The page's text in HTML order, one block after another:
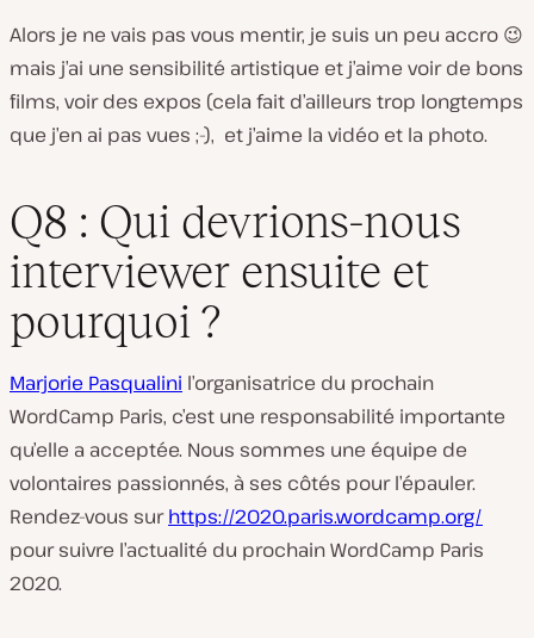
Alors je ne vais pas vous mentir, je suis un peu accro 😉
mais j’ai une sensibilité artistique et j’aime voir de bons
films, voir des expos (cela fait d’ailleurs trop longtemps
que j’en ai pas vues ;-), et j’aime la vidéo et la photo.
Q8 : Qui devrions-nous
interviewer ensuite et
pourquoi ?
Marjorie Pasqualini l’organisatrice du prochain
WordCamp Paris, c’est une responsabilité importante
qu’elle a acceptée. Nous sommes une équipe de
volontaires passionnés, à ses côtés pour l’épauler.
Rendez-vous surhttps://2020.paris.wordcamp.org/
pour suivre l’actualité du prochain WordCamp Paris
2020.